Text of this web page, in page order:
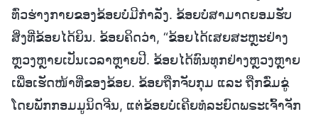
ທົ່ວຮ່າງກາຍຂອງຂ້ອຍບໍ່ມີກຳລັງ. ຂ້ອຍບໍ່ສາມາດຍອມຮັບ
ສິ່ງທີ່ຂ້ອຍໄດ້ຍິນ. ຂ້ອຍຄິດວ່າ, “ຂ້ອຍໄດ້ເສຍສະຫຼະຢ່າງ
ຫຼວງຫຼາຍເປັນເວລາຫຼາຍປີ. ຂ້ອຍໄດ້ທົນທຸກຢ່າງຫຼວງຫຼາຍ
ເພື່ອເຮັດໜ້າທີ່ຂອງຂ້ອຍ. ຂ້ອຍຖືກຈັບກຸມ ແລະ ຖືກຂົ່ມຂູ່
ໂດຍພັກກອມມູນິດຈີນ, ແຕ່ຂ້ອຍບໍ່ເຄີຍທໍລະຍົດພຣະເຈົ້າຈັກ